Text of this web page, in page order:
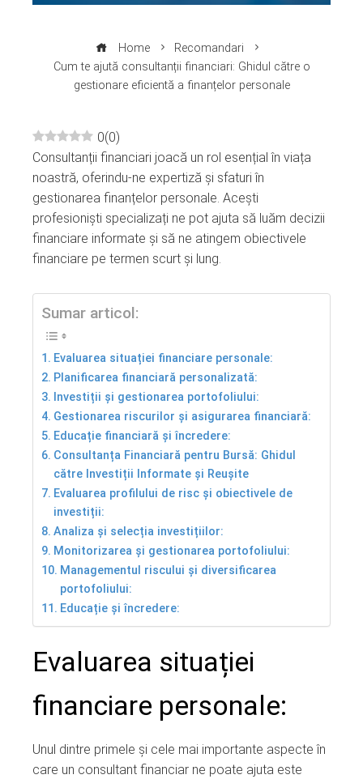
Home
Recomandari
Cum te ajută consultanții financiari: Ghidul către o
gestionare eficientă a finanțelor personale
0(0)
Consultanții financiari joacă un rol esențial în viața
noastră, oferindu-ne expertiză și sfaturi în
gestionarea finanțelor personale. Acești
profesioniști specializați ne pot ajuta să luăm decizii
financiare informate și să ne atingem obiectivele
financiare pe termen scurt și lung.
Sumar articol:
Evaluarea situației financiare personale:
Planificarea financiară personalizată:
Investiții și gestionarea portofoliului:
Gestionarea riscurilor și asigurarea financiară:
Educație financiară și încredere:
Consultanța Financiară pentru Bursă: Ghidul
către Investiții Informate și Reușite
Evaluarea profilului de risc și obiectivele de
investiții:
Analiza și selecția investițiilor:
Monitorizarea și gestionarea portofoliului:
Managementul riscului și diversificarea
portofoliului:
Educație și încredere:
Evaluarea situației
financiare personale:
Unul dintre primele și cele mai importante aspecte în
care un consultant financiar ne poate ajuta este